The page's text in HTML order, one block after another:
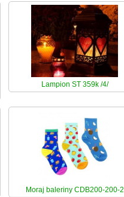
Lampion ST 359k /4/
Moraj baleriny CDB200-200-2